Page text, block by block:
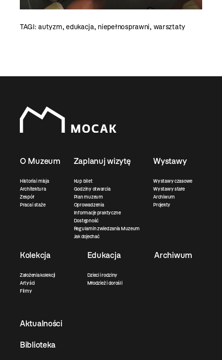
TAGI:autyzm,edukacja, niepełnosprawni, warsztaty
O Muzeum
Historia i misja
Architektura
Zespół
Praca i staże
Zaplanuj wizytę
Kup bilet
Godziny otwarcia
Plan muzeum
Oprowadzenia
Informacje praktyczne
Dostępność
Regulamin zwiedzania Muzeum
Jak dojechać
Wystawy
Wystawy czasowe
Wystawy stałe
Archiwum
Projekty
Kolekcja
Założenia kolekcji
Artyści
Filmy
Edukacja
Dzieci i rodziny
Młodzież i dorośli
Archiwum
Aktualności
Biblioteka